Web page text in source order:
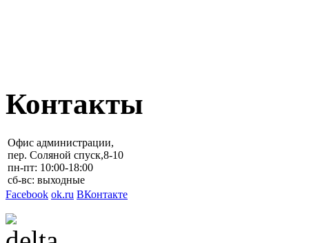
Контакты
Офис администрации,
пер. Соляной спуск,8-10
пн-пт: 10:00-18:00
сб-вс: выходные
Facebook ok.ru ВКонтакте